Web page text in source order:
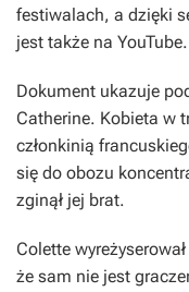
festiwalach, a dzięki
jest także na YouTube.
Dokument ukazuje
Catherine. Kobieta w
członkinią
się do obozu
zginął jej brat.
Colette
że sam nie jest